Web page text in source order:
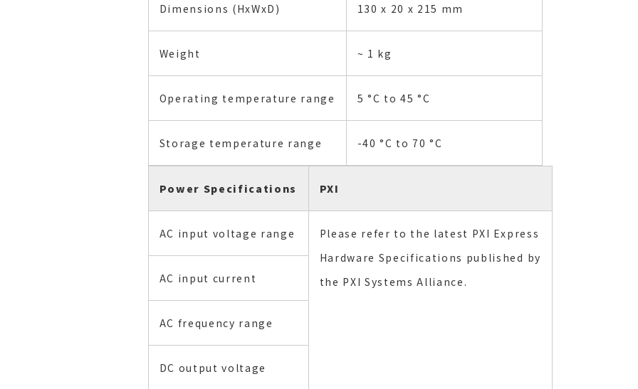
Dimensions (HxWxD) 130 x 20 x 215 mm
Weight ~ 1 kg
Operating temperature range 5 °C to 45 °C
Storage temperature range -40 °C to 70 °C
Power Specifications PXI
AC input voltage range
Please refer to the latest PXI Express
Hardware Specifications published by
the PXI Systems Alliance.
AC input current
AC frequency range
DC output voltage